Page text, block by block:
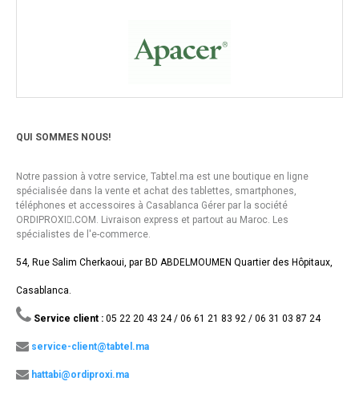
QUI SOMMES NOUS!
Notre passion à votre service, Tabtel.ma est une boutique en ligne
spécialisée dans la vente et achat des tablettes, smartphones,
téléphones et accessoires à Casablanca Gérer par la société
ORDIPROXI.ِCOM. Livraison express et partout au Maroc. Les
spécialistes de l'e-commerce.
54, Rue Salim Cherkaoui, par BD ABDELMOUMEN Quartier des Hôpitaux,
Casablanca.
Service client : 05 22 20 43 24 / 06 61 21 83 92 / 06 31 03 87 24
service-client@tabtel.ma
hattabi@ordiproxi.ma